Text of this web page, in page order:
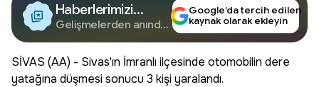
Haberlerimizi
Google'da Takip
Edin
Gelişmelerden anında
Google’da tercih edilen
kaynak olarak ekleyin
SİVAS (AA) - Sivas'ın İmranlı ilçesinde otomobilin dere
yatağına düşmesi sonucu 3 kişi yaralandı.